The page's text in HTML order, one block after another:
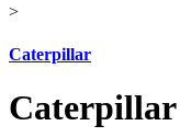
>
Caterpillar
Caterpillar